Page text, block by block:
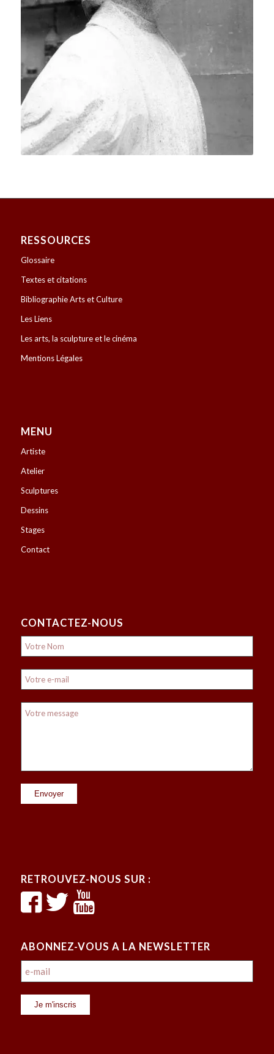
RESSOURCES
Glossaire
Textes et citations
Bibliographie Arts et Culture
Les Liens
Les arts, la sculpture et le cinéma
Mentions Légales
MENU
Artiste
Atelier
Sculptures
Dessins
Stages
Contact
CONTACTEZ-NOUS
RETROUVEZ-NOUS SUR :
ABONNEZ-VOUS A LA NEWSLETTER